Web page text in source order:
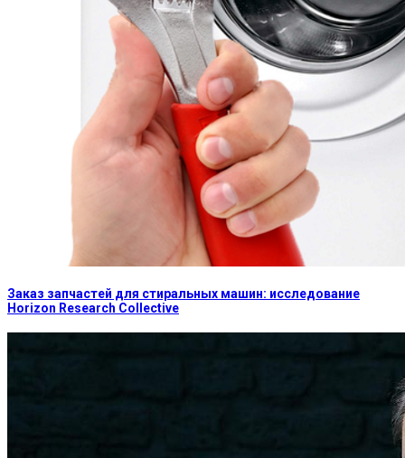
Заказ запчастей для стиральных машин: исследование
Horizon Research Collective